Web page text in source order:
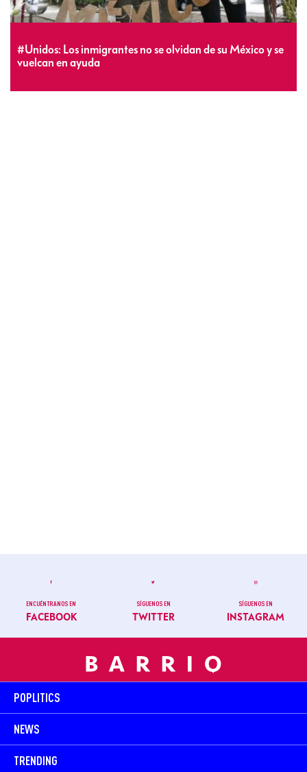
#Unidos: Los inmigrantes no se olvidan de su México y se
vuelcan en ayuda
ENCUÉNTRANOS EN
FACEBOOK
SÍGUENOS EN
TWITTER
SÍGUENOS EN
INSTAGRAM
POPLITICS
NEWS
TRENDING